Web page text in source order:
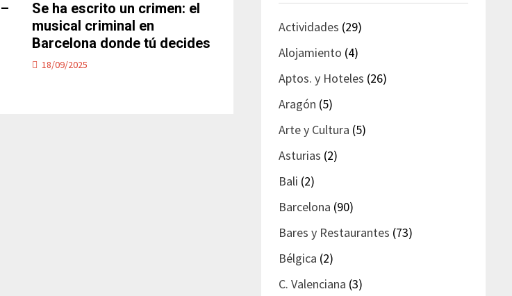
Se ha escrito un crimen: el
musical criminal en
Barcelona donde tú decides
18/09/2025
Actividades (29)
Alojamiento (4)
Aptos. y Hoteles (26)
Aragón (5)
Arte y Cultura (5)
Asturias (2)
Bali (2)
Barcelona (90)
Bares y Restaurantes (73)
Bélgica (2)
C. Valenciana (3)